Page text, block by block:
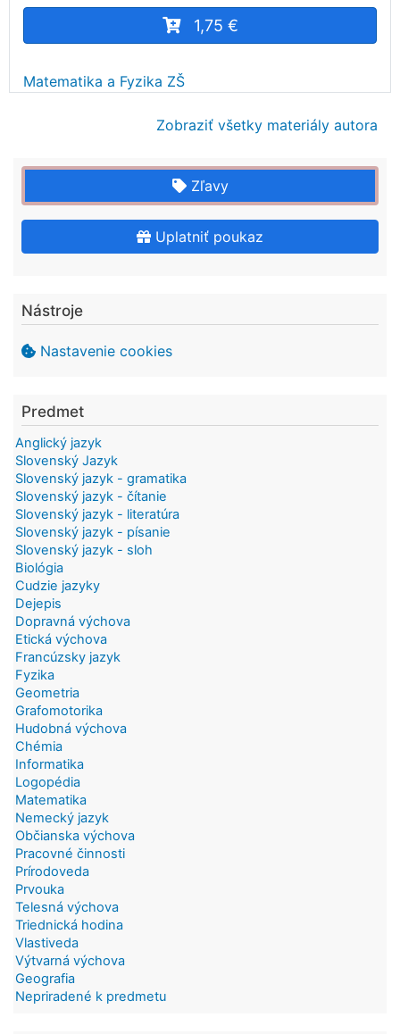
1,75 €
Matematika a Fyzika ZŠ
Zobraziť všetky materiály autora
Zľavy
Uplatniť poukaz
Nástroje
Nastavenie cookies
Predmet
Anglický jazyk
Slovenský Jazyk
Slovenský jazyk - gramatika
Slovenský jazyk - čítanie
Slovenský jazyk - literatúra
Slovenský jazyk - písanie
Slovenský jazyk - sloh
Biológia
Cudzie jazyky
Dejepis
Dopravná výchova
Etická výchova
Francúzsky jazyk
Fyzika
Geometria
Grafomotorika
Hudobná výchova
Chémia
Informatika
Logopédia
Matematika
Nemecký jazyk
Občianska výchova
Pracovné činnosti
Prírodoveda
Prvouka
Telesná výchova
Triednická hodina
Vlastiveda
Výtvarná výchova
Geografia
Nepriradené k predmetu